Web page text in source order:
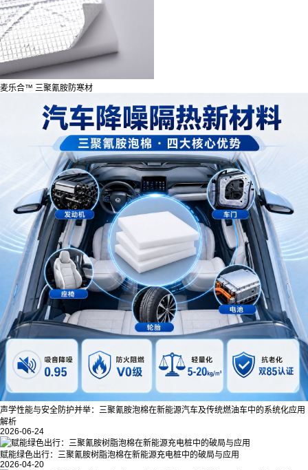
麦乐合™ 三聚氰胺防寒材
声学性能与安全防护并举：三聚氰胺泡棉在新能源汽车及传统燃油车中的系统化应用
解析
2026-06-24
赋能绿色出行：三聚氰胺树脂泡棉在新能源充电桩中的破局与应用
2026-04-20